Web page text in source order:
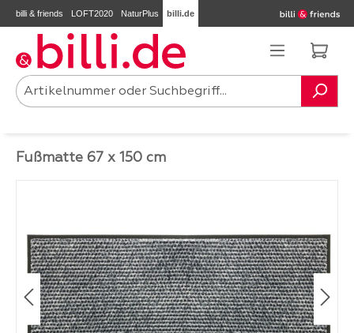
Zum Hauptinhalt springen
billi & friends LOFT2020 NaturPlus billi.de
Fußmatte 67 x 150 cm